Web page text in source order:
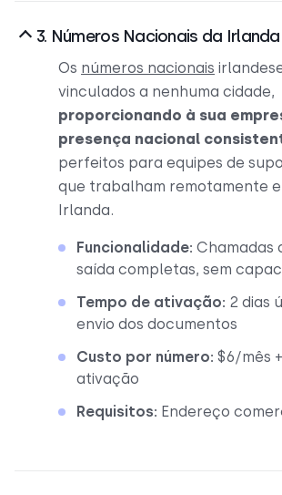
3. Números Nacionais da
Os números nacionais
vinculados a nenhuma cidade,
proporcionando à sua
presença nacional
perfeitos para equipes de
que trabalham remotamente
Irlanda.
Funcionalidade: Chamadas
saída completas, sem
Tempo de ativação: 2 dias
envio dos documentos
Custo por número: $6/mês
ativação
Requisitos: Endereço